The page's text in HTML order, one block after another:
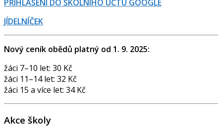
PŘIHLÁŠENÍ DO ŠKOLNÍHO ÚČTU GOOGLE
JÍDELNÍČEK
Nový ceník obědů platný od 1. 9. 2025:
žáci 7–10 let: 30 Kč
žáci 11–14 let: 32 Kč
žáci 15 a více let: 34 Kč
Akce školy